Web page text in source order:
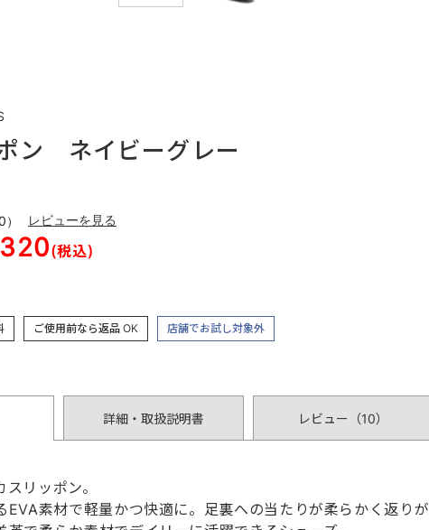
ン ネイビーグレー
） レビューを見る
(税込)
ご使用前なら返品 OK 店舗でお試し対象外
詳細・取扱説明書 レビュー（10）
リッポン。
EVA素材で軽量かつ快適に。足裏への当たりが柔らかく返りが